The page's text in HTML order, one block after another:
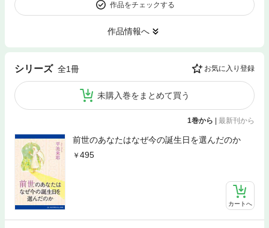
作品をチェックする
作品情報へ
シリーズ 全1冊 お気に入り登録
未購入巻をまとめて買う
1巻から 最新刊から
前世のあなたはなぜ今の誕生日を選んだのか
495
カートへ